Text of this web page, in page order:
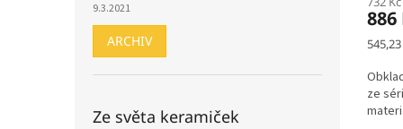
9.3.2021
ARCHIV
Ze světa keramiček
Měrná
ze